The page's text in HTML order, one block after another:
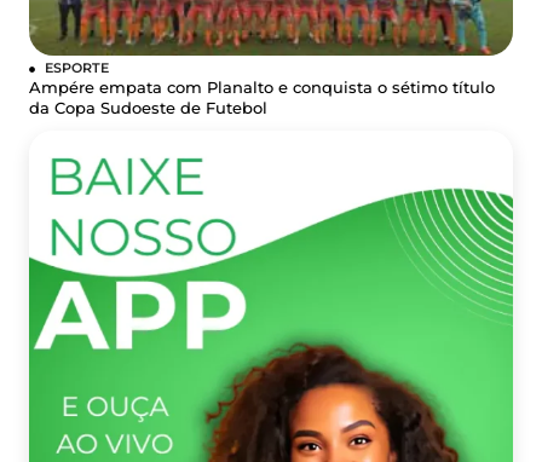
ESPORTE
Ampére empata com Planalto e conquista o sétimo título
da Copa Sudoeste de Futebol